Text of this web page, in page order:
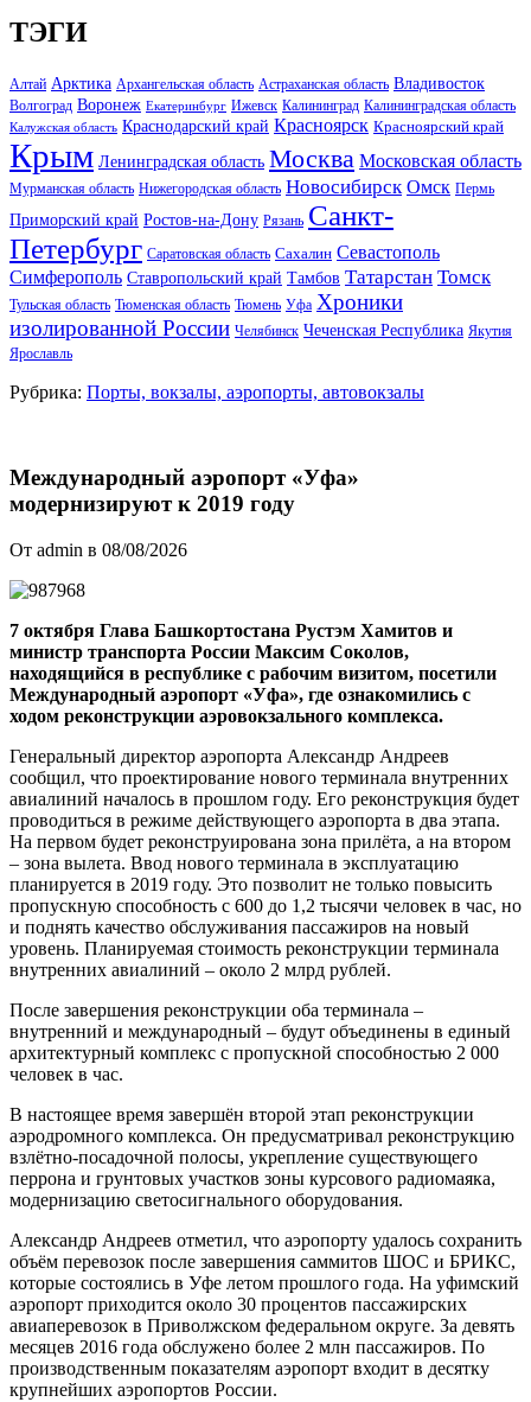
ТЭГИ
Алтай Арктика Архангельская область Астраханская область Владивосток
Волгоград Воронеж Екатеринбург Ижевск Калининград Калининградская область
Калужская область Краснодарский край Красноярск Красноярский край
Крым Ленинградская область Москва Московская область
Мурманская область Нижегородская область Новосибирск Омск Пермь
Приморский край Ростов-на-Дону Рязань Санкт-
Петербург Саратовская область Сахалин Севастополь
Симферополь Ставропольский край Тамбов Татарстан Томск
Тульская область Тюменская область Тюмень Уфа Хроники
изолированной России Челябинск Чеченская Республика Якутия
Ярославль
Рубрика: Порты, вокзалы, аэропорты, автовокзалы
Международный аэропорт «Уфа»
модернизируют к 2019 году
От admin в 08/08/2026
7 октября Глава Башкортостана Рустэм Хамитов и
министр транспорта России Максим Соколов,
находящийся в республике с рабочим визитом, посетили
Международный аэропорт «Уфа», где ознакомились с
ходом реконструкции аэровокзального комплекса.
Генеральный директор аэропорта Александр Андреев
сообщил, что проектирование нового терминала внутренних
авиалиний началось в прошлом году. Его реконструкция будет
проводиться в режиме действующего аэропорта в два этапа.
На первом будет реконструирована зона прилёта, а на втором
– зона вылета. Ввод нового терминала в эксплуатацию
планируется в 2019 году. Это позволит не только повысить
пропускную способность с 600 до 1,2 тысячи человек в час, но
и поднять качество обслуживания пассажиров на новый
уровень. Планируемая стоимость реконструкции терминала
внутренних авиалиний – около 2 млрд рублей.
После завершения реконструкции оба терминала –
внутренний и международный – будут объединены в единый
архитектурный комплекс с пропускной способностью 2 000
человек в час.
В настоящее время завершён второй этап реконструкции
аэродромного комплекса. Он предусматривал реконструкцию
взлётно-посадочной полосы, укрепление существующего
перрона и грунтовых участков зоны курсового радиомаяка,
модернизацию светосигнального оборудования.
Александр Андреев отметил, что аэропорту удалось сохранить
объём перевозок после завершения саммитов ШОС и БРИКС,
которые состоялись в Уфе летом прошлого года. На уфимский
аэропорт приходится около 30 процентов пассажирских
авиаперевозок в Приволжском федеральном округе. За девять
месяцев 2016 года обслужено более 2 млн пассажиров. По
производственным показателям аэропорт входит в десятку
крупнейших аэропортов России.